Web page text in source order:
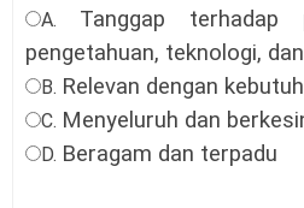
A. Tanggap terhadap
pengetahuan, teknologi,
B. Relevan dengan
C. Menyeluruh dan
D. Beragam dan terpadu